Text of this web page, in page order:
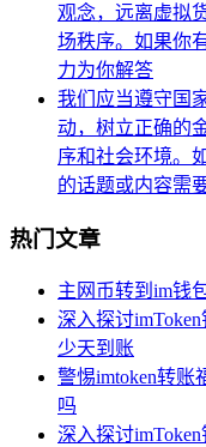
观念，远离虚拟
场秩序。如果你
力为你解答
我们应当遵守国
动，树立正确的
序和社会环境。
的话题或内容需
热门文章
主网币转到im钱
深入探讨
少天到账
警惕imtoken转账
吗
深入探讨